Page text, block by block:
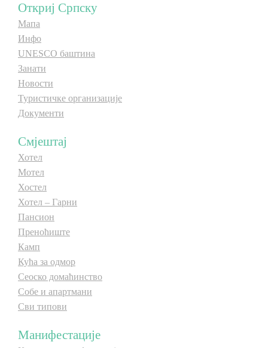
Откриј Српску
Мапа
Инфо
UNESCO баштина
Занати
Новости
Туристичке организације
Документи
Смјештај
Хотел
Мотел
Хостел
Хотел – Гарни
Пансион
Преноћиште
Камп
Кућа за одмор
Сеоско домаћинство
Собе и апартмани
Сви типови
Манифестације